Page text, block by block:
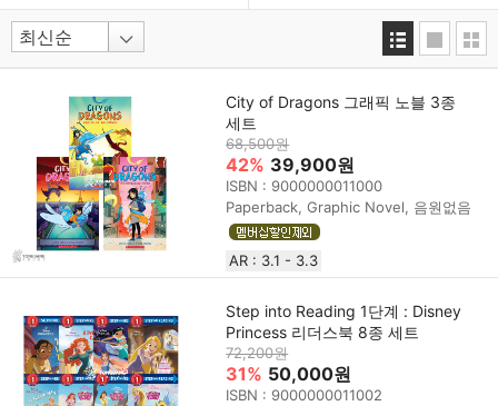
City of Dragons 그래픽 노블 3종
세트
68,500원
42% 39,900원
ISBN : 9000000011000
Paperback, Graphic Novel, 음원없음
AR : 3.1 - 3.3
Step into Reading 1단계 : Disney
Princess 리더스북 8종 세트
72,200원
31% 50,000원
ISBN : 9000000011002